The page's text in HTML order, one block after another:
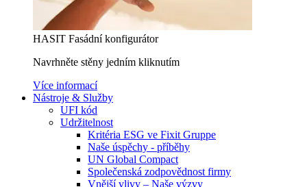
HASIT Fasádní konfigurátor
Navrhněte stěny jedním kliknutím
Více informací
Nástroje & Služby
UFI kód
Udržitelnost
Kritéria ESG ve Fixit Gruppe
Naše úspěchy - příběhy
UN Global Compact
Společenská zodpovědnost firmy
Vnější vlivy – Naše výzvy